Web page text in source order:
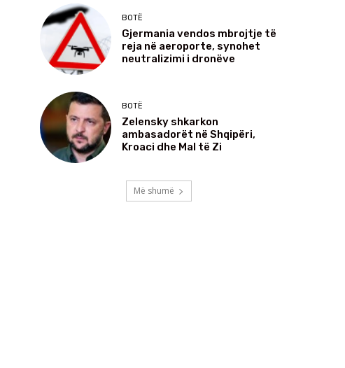
BOTË
Gjermania vendos mbrojtje të
reja në aeroporte, synohet
neutralizimi i dronëve
BOTË
Zelensky shkarkon
ambasadorët në Shqipëri,
Kroaci dhe Mal të Zi
Më shumë